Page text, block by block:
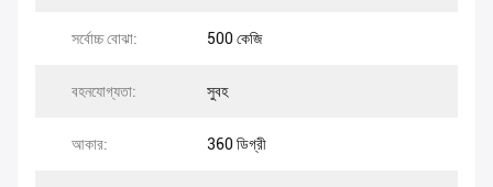
সর্বোচ্চ বোঝা: 500 কেজি
বহনযোগ্যতা: সুবহ
আকার: 360 ডিগ্রী